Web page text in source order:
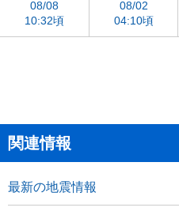
08/08
10:32頃
08/02
04:10頃
関連情報
最新の地震情報